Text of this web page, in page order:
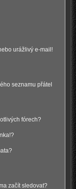
urážlivý e-mail!
seznamu přátel
fórech?
začít sledovat?